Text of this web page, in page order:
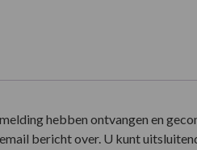
hebben ontvangen en
bericht over. U kunt